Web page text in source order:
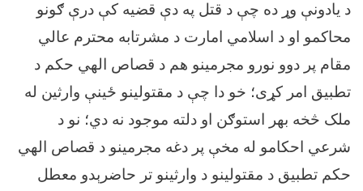
د یادونې وړ ده چې د قتل په دې قضیه کې درې ګونو
محاکمو او د اسلامي امارت د مشرتابه محترم عالي
مقام پر دوو نورو مجرمینو هم د قصاص الهي حکم د
تطبیق امر کړی؛ خو دا چې د مقتولینو ځینې وارثین له
ملک څخه بهر استوګن او دلته موجود نه دي؛ نو د
شرعي احکامو له مخې پر دغه مجرمینو د قصاص الهي
حکم تطبیق د مقتولینو د وارثینو تر حاضرېدو معطل